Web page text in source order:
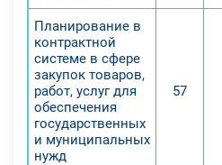
Планирование в
контрактной
системе в сфере
закупок товаров,
работ, услуг для
обеспечения
государственных
и муниципальных
нужд
57